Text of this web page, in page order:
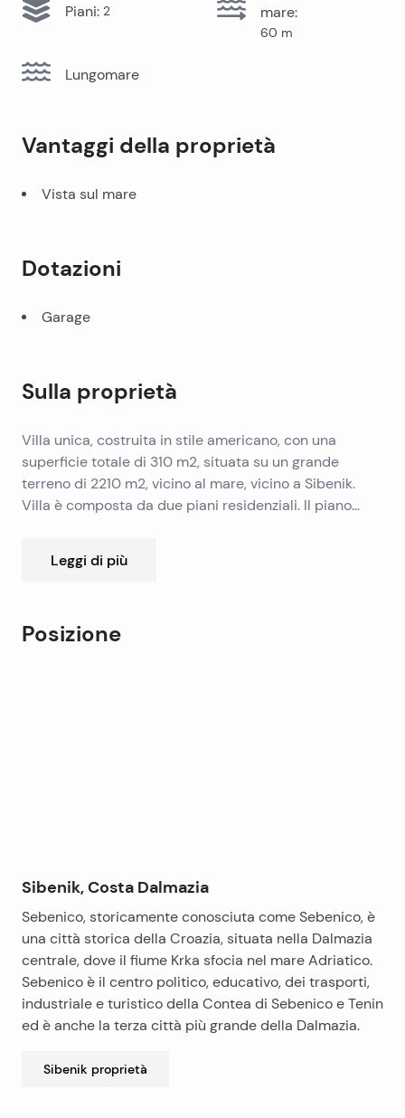
Piani: 2
mare:
60 m
Lungomare
Vantaggi della proprietà
Vista sul mare
Dotazioni
Garage
Sulla proprietà
Villa unica, costruita in stile americano, con una
superficie totale di 310 m2, situata su un grande
terreno di 2210 m2, vicino al mare, vicino a Sibenik.
Villa è composta da due piani residenziali. Il piano
pranzo.
casa c’è una grande terrazza, edificio ausiliario con
Leggi di più
Posizione
Sibenik, Costa Dalmazia
Sebenico, storicamente conosciuta come Sebenico, è
una città storica della Croazia, situata nella Dalmazia
centrale, dove il fiume Krka sfocia nel mare Adriatico.
Sebenico è il centro politico, educativo, dei trasporti,
industriale e turistico della Contea di Sebenico e Tenin
ed è anche la terza città più grande della Dalmazia.
Sibenik proprietà